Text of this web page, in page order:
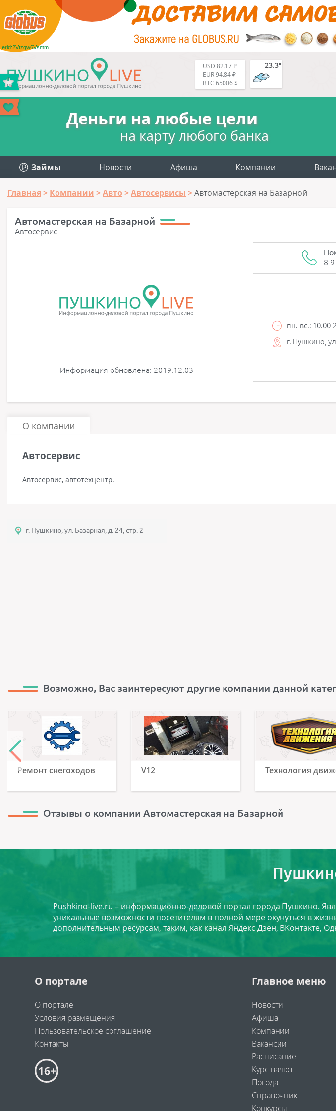
erid:2Vtzqw6Vsmm
USD 82.17 ₽
EUR 94.84 ₽
BTC 65006 $
23.3°
Деньги на любые цели
на карту любого банка
Займы Новости Афиша Компании
Главная Компании Авто Автосервисы Автомастерская на Базарной
Автомастерская на Базарной
Автосервис
Информация обновлена: 2019.12.03
8
пн.-вс.: 10.00-
г. Пушкино,
О компании
Автосервис
Автосервис, автотехцентр.
г. Пушкино, ул. Базарная, д. 24, стр. 2
Возможно, Вас заинтересуют другие компании данной
Ремонт снегоходов V12 Технология
Отзывы о компании Автомастерская на Базарной
Pushkino-live.ru – информационно-деловой портал города Пушкино.
уникальные возможности посетителям в полной мере окунуться в
дополнительным ресурсам, таким, как канал Яндекс Дзен, ВКонтакте,
О портале
О портале
Условия размещения
Пользовательское соглашение
Контакты
Главное меню
Новости
Афиша
Компании
Вакансии
Расписание
Курс валют
Погода
Справочник
Конкурсы